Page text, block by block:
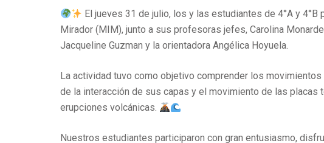
El jueves 31 de julio, los y las estudiantes de 4°A y
Mirador (MIM), junto a sus profesoras jefes, Carolina
Jacqueline Guzman y la orientadora Angélica Hoyuela.
La actividad tuvo como objetivo comprender los
de la interacción de sus capas y el movimiento de las
erupciones volcánicas.
Nuestros estudiantes participaron con gran entusiasmo,